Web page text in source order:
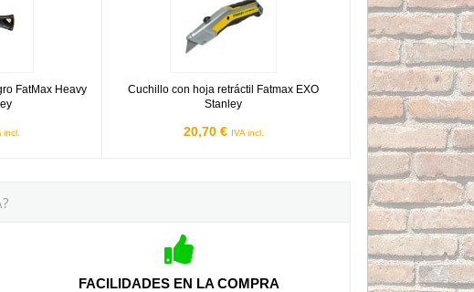
FatMax Heavy
incl.
Cuchillo con hoja retráctil Fatmax EXO
Stanley
20,70 € IVA incl.
FACILIDADES EN LA COMPRA